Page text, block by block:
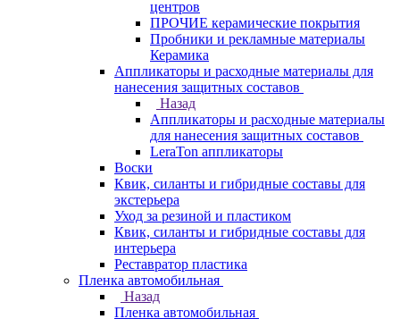
центров
ПРОЧИЕ керамические покрытия
Пробники и рекламные материалы
Керамика
Аппликаторы и расходные материалы для
нанесения защитных составов
Назад
Аппликаторы и расходные материалы
для нанесения защитных составов
LeraTon аппликаторы
Воски
Квик, силанты и гибридные составы для
экстерьера
Уход за резиной и пластиком
Квик, силанты и гибридные составы для
интерьера
Реставратор пластика
Пленка автомобильная
Назад
Пленка автомобильная